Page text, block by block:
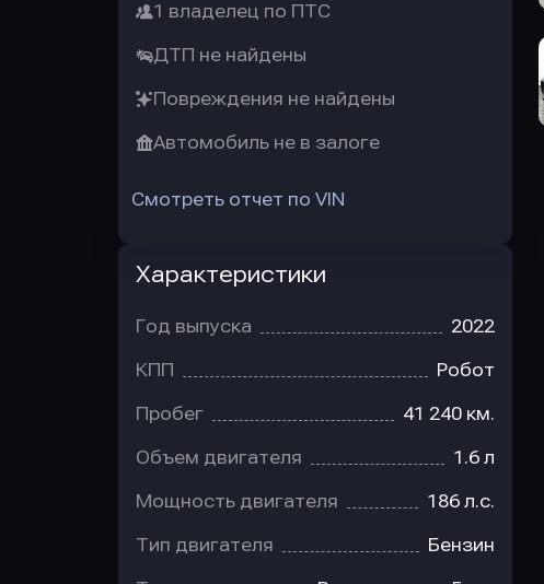
1 владелец по ПТС
ДТП не найдены
Повреждения не найдены
Автомобиль не в залоге
Смотреть отчет по VIN
Характеристики
Год выпуска 2022
КПП Робот
Пробег 41 240 км.
Объем двигателя 1.6 л
Мощность двигателя 186 л.с.
Тип двигателя Бензин